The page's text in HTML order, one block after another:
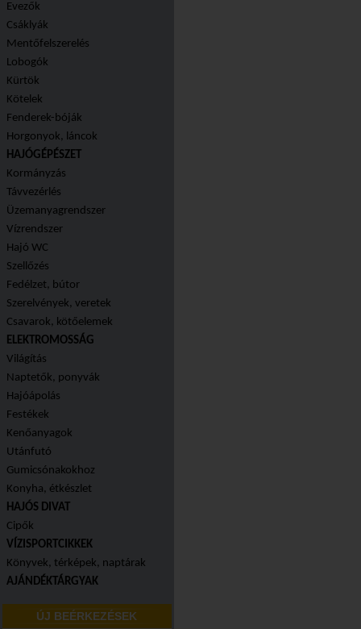
Evezők
Csáklyák
Mentőfelszerelés
Lobogók
Kürtök
Kötelek
Fenderek-bóják
Horgonyok, láncok
HAJÓGÉPÉSZET
Kormányzás
Távvezérlés
Üzemanyagrendszer
Vízrendszer
Hajó WC
Szellőzés
Fedélzet, bútor
Szerelvények, veretek
Csavarok, kötőelemek
ELEKTROMOSSÁG
Világítás
Naptetők, ponyvák
Hajóápolás
Festékek
Kenőanyagok
Utánfutó
Gumicsónakokhoz
Konyha, étkészlet
HAJÓS DIVAT
Cipők
VÍZISPORTCIKKEK
Könyvek, térképek, naptárak
AJÁNDÉKTÁRGYAK
ÚJ BEÉRKEZÉSEK